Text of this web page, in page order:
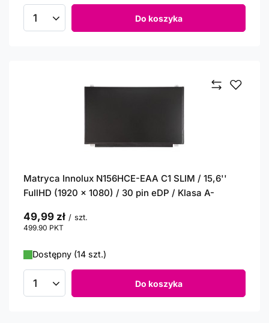
Ilość produktów Do koszyka
Matryca Innolux N156HCE-EAA C1 SLIM / 15,6''
FullHD (1920 x 1080) / 30 pin eDP / Klasa A-
49,99 zł / szt.
499.90 PKT
Dostępny (14 szt.)
Ilość produktów Do koszyka